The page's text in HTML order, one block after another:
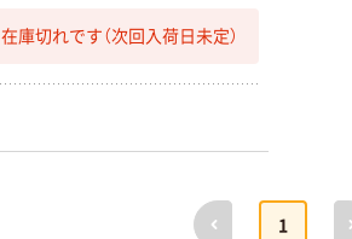
在庫切れです（次回入荷日未定）
前へ
1